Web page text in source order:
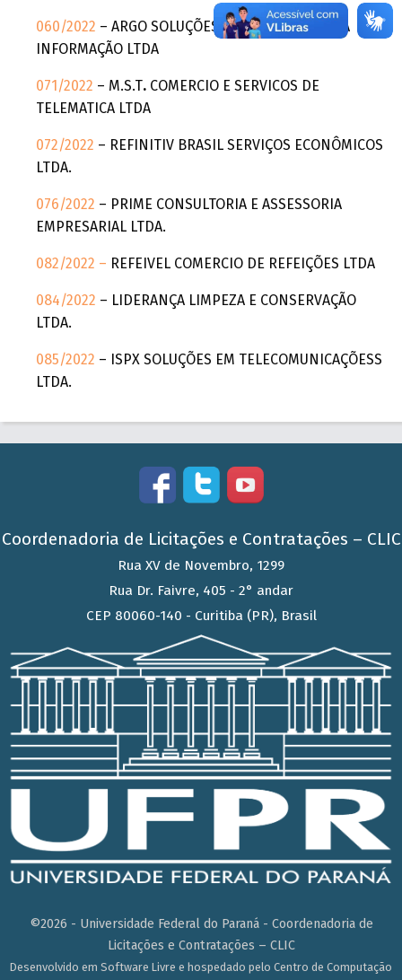
060/2022 – ARGO SOLUÇÕES EM TECNOLOGIA DA
INFORMAÇÃO LTDA
071/2022 – M.S.T. COMERCIO E SERVICOS DE
TELEMATICA LTDA
072/2022 – REFINITIV BRASIL SERVIÇOS ECONÔMICOS
LTDA.
076/2022 – PRIME CONSULTORIA E ASSESSORIA
EMPRESARIAL LTDA.
082/2022 – REFEIVEL COMERCIO DE REFEIÇÕES LTDA
084/2022 – LIDERANÇA LIMPEZA E CONSERVAÇÃO
LTDA.
085/2022 – ISPX SOLUÇÕES EM TELECOMUNICAÇÕESS
LTDA.
Coordenadoria de Licitações e Contratações – CLIC
Rua XV de Novembro, 1299
Rua Dr. Faivre, 405 - 2° andar
CEP 80060-140 - Curitiba (PR), Brasil
©2026 - Universidade Federal do Paraná - Coordenadoria de
Licitações e Contratações – CLIC
Desenvolvido em Software Livre e hospedado pelo Centro de Computação